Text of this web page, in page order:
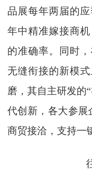
品展每年两届的
年中精准嫁接商
的准确率。同时
无缝衔接的新模
磨，其自主研发的
代创新，各大参展
商贸接洽，支持一
往